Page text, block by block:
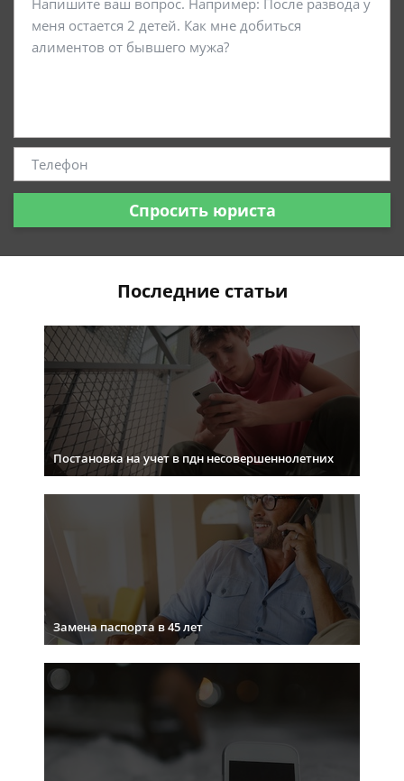
Спросить юриста
Последние статьи
Постановка на учет в пдн несовершеннолетних
Замена паспорта в 45 лет